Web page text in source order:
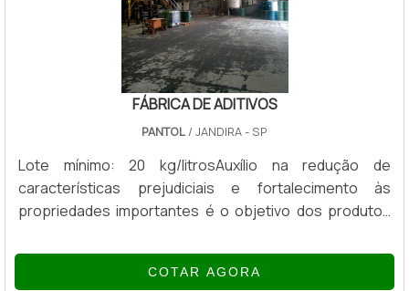
FÁBRICA DE ADITIVOS
PANTOL / JANDIRA - SP
Lote mínimo: 20 kg/litrosAuxílio na redução de
características prejudiciais e fortalecimento às
propriedades importantes é o objetivo dos produtos
compostos químicos que são adicionados aos óleos
básicos para aperfeiçoar os atributos
COTAR AGORA